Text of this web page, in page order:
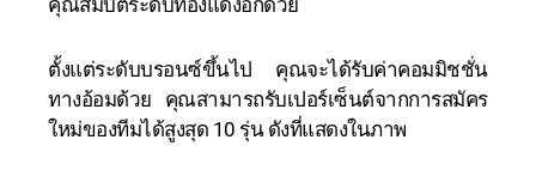
ตั้งแต่ระดับบรอนซ์ขึ้นไป คุณจะได้รับค่าคอมมิชชั่น
ทางอ้อมด้วย คุณสามารถรับเปอร์เซ็นต์จากการสมัคร
ใหม่ของทีมได้สูงสุด 10 รุ่น ดังที่แสดงในภาพ